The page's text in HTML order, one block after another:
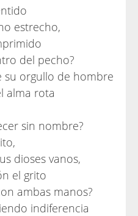
estrecho,
del pecho?
su orgullo de hombre
alma rota
sin nombre?
dioses vanos,
el grito
ambas manos?
indiferencia